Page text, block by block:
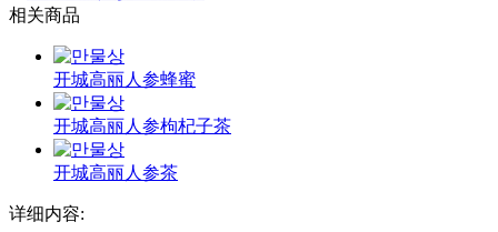
相关商品
开城高丽人参蜂蜜
开城高丽人参枸杞子茶
开城高丽人参茶
详细内容: